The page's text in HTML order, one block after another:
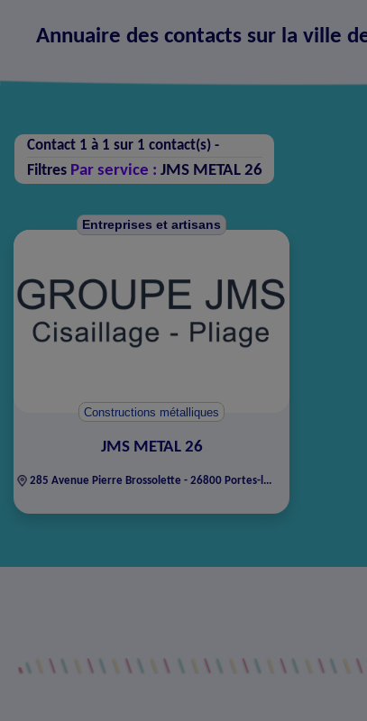
Annuaire des contacts sur la ville
Contact 1 à 1 sur 1 contact(s) -
Filtres Par service : JMS METAL 26
Entreprises et artisans
Constructions métalliques
JMS METAL 26
285 Avenue Pierre Brossolette - 26800 Portes-l...